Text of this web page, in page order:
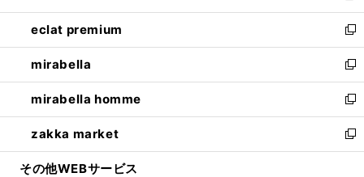
開
く
ウ
で
開
く
ン
ド
ウ
で
開
く
ウ
ィ
ン
ド
ウ
で
開
く
し
い
ウ
ィ
ン
ド
ウ
で
開
eclat premium
新
し
い
ウ
ィ
ン
ド
ウ
mirabella
新
し
い
ウ
ィ
ン
mirabella homme
新
し
い
ウ
zakka market
新
し
その他WEBサービス